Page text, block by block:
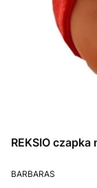
REKSIO
PRODUCENT
BARBARAS